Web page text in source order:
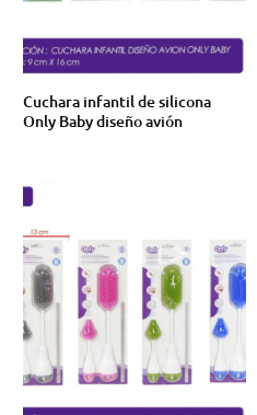
Cuchara infantil de silicona
Only Baby diseño avión